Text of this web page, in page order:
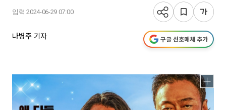
입력 2024-06-29 07:00
나병주 기자 구글 선호매체 추가